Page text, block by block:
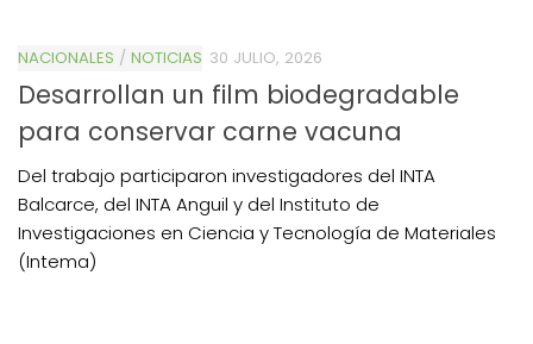
NACIONALES / NOTICIAS 30 JULIO, 2026
Desarrollan un film biodegradable
para conservar carne vacuna
Del trabajo participaron investigadores del INTA
Balcarce, del INTA Anguil y del Instituto de
Investigaciones en Ciencia y Tecnología de Materiales
(Intema)